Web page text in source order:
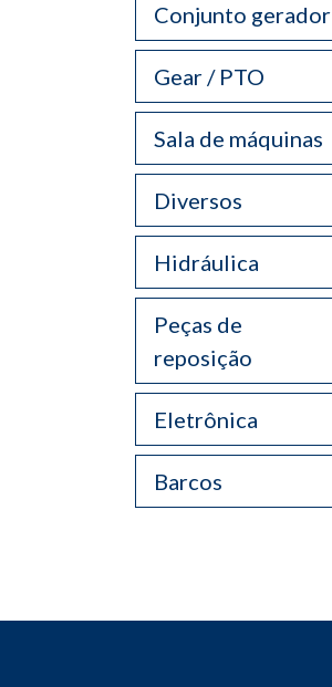
Conjunto gerador
Gear / PTO
Sala de máquinas
Diversos
Hidráulica
Peças de
reposição
Eletrônica
Barcos